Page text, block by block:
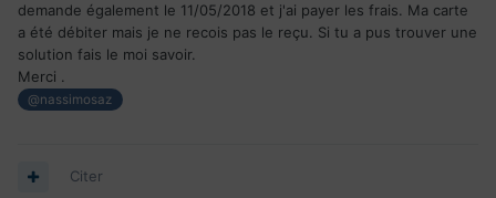
demande également le 11/05/2018 et j'ai payer les frais. Ma carte
a été débiter mais je ne recois pas le reçu. Si tu a pus trouver une
solution fais le moi savoir.
Merci .
@nassimosaz
Citer